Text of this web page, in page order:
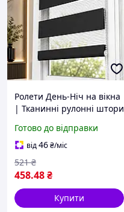
Ролети День-Ніч на вікна
| Тканинні рулонні штори
Ніч | Рольштори |
Ролокасети Чорний
Готово до відправки
від46₴/міс
458.48₴
521 ₴
Купити